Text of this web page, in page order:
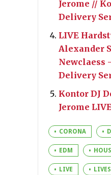
Jerome //
Delivery
LIVE
Alexander
Newclaess
Delivery
Kontor DJ
Jerome
CORONA DJ
EDM
LIVE